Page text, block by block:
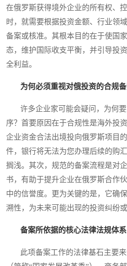
在俄罗斯获得境外企业的所有权、
时，就需要根据投资金额、行业领
备案或核准。其根本目的在于使国
态，维护国际收支平衡，并引导投
全利益。
为何必须重视对俄投资的合规
许多企业家可能会疑问，为何要
序？首要原因在于合规性是海外投
企业资金合法出境投向俄罗斯项目
件，银行将无法为您办理后续的购
搁浅。其次，规范的备案流程是对
书，有助于提升企业在俄罗斯合作
中的信誉度。更为关键的是，它确
溯性，为未来可能出现的投资纠纷
备案所依据的核心法律法规体系
此项备案工作的法律基石主要来